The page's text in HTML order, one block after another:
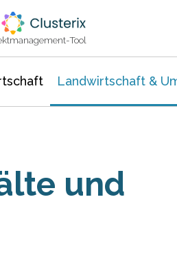
Tool
Landwirtschaft &
und